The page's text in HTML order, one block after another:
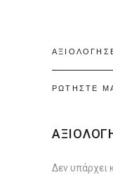
ΡΩΤΗΣΤΕ
Δεν υπάρχει